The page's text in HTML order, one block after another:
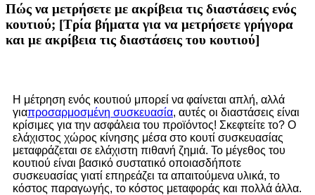
Πώς να μετρήσετε με ακρίβεια τις διαστάσεις ενός
κουτιού; [Τρία βήματα για να μετρήσετε γρήγορα
και με ακρίβεια τις διαστάσεις του κουτιού]
Η μέτρηση ενός κουτιού μπορεί να φαίνεται απλή, αλλά
γιαπροσαρμοσμένη συσκευασία, αυτές οι διαστάσεις είναι
κρίσιμες για την ασφάλεια του προϊόντος! Σκεφτείτε το? Ο
ελάχιστος χώρος κίνησης μέσα στο κουτί συσκευασίας
μεταφράζεται σε ελάχιστη πιθανή ζημιά. Το μέγεθος του
κουτιού είναι βασικό συστατικό οποιασδήποτε
συσκευασίας γιατί επηρεάζει τα απαιτούμενα υλικά, το
κόστος παραγωγής, το κόστος μεταφοράς και πολλά άλλα.